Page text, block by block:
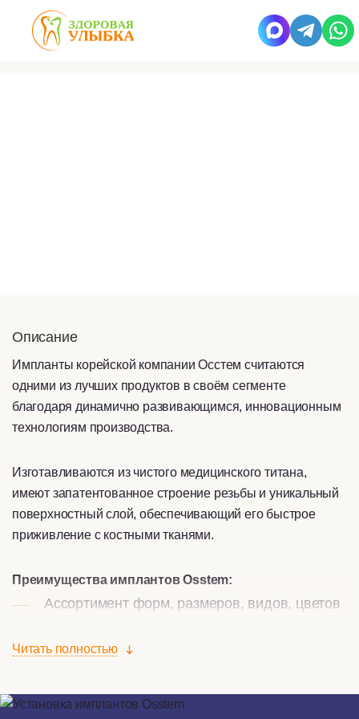
Установка имплантов
Osstem
Описание
Импланты корейской компании Осстем считаются
одними из лучших продуктов в своём сегменте
благодаря динамично развивающимся, инновационным
технологиям производства.
Изготавливаются из чистого медицинского титана,
имеют запатентованное строение резьбы и уникальный
поверхностный слой, обеспечивающий его быстрое
приживление с костными тканями.
Преимущества имплантов Osstem:
Ассортимент форм, размеров, видов, цветов
сращивание с челюстью
Выдерживание высоких нагрузок, плотная
Читать полностью